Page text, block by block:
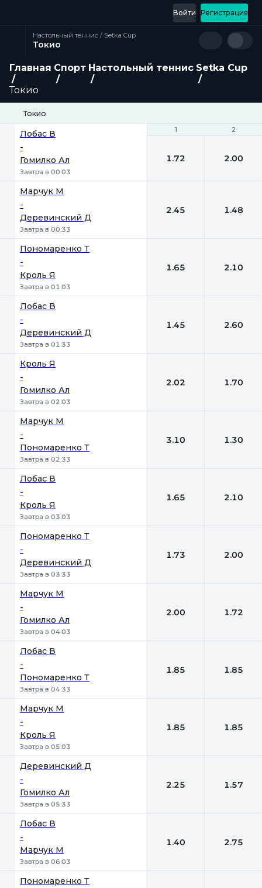
Регистрация
Войти
Настольный теннис / Setka Cup
Токио
Главная Спорт Настольный теннис Setka Cup
Токио
Токио
1 2
Лобас В
-
Гомилко Ал
Завтра в 00:03
1 2
1.72 2.00
Марчук М
-
Деревинский Д
Завтра в 00:33
2.45 1.48
Пономаренко Т
-
Кроль Я
Завтра в 01:03
1.65 2.10
Лобас В
-
Деревинский Д
Завтра в 01:33
1.45 2.60
Кроль Я
-
Гомилко Ал
Завтра в 02:03
2.02 1.70
Марчук М
-
Пономаренко Т
Завтра в 02:33
3.10 1.30
Лобас В
-
Кроль Я
Завтра в 03:03
1.65 2.10
Пономаренко Т
-
Деревинский Д
Завтра в 03:33
1.73 2.00
Марчук М
-
Гомилко Ал
Завтра в 04:03
2.00 1.72
Лобас В
-
Пономаренко Т
Завтра в 04:33
1.85 1.85
Марчук М
-
Кроль Я
Завтра в 05:03
1.85 1.85
Деревинский Д
-
Гомилко Ал
Завтра в 05:33
2.25 1.57
Лобас В
-
Марчук М
Завтра в 06:03
1.40 2.75
Пономаренко Т